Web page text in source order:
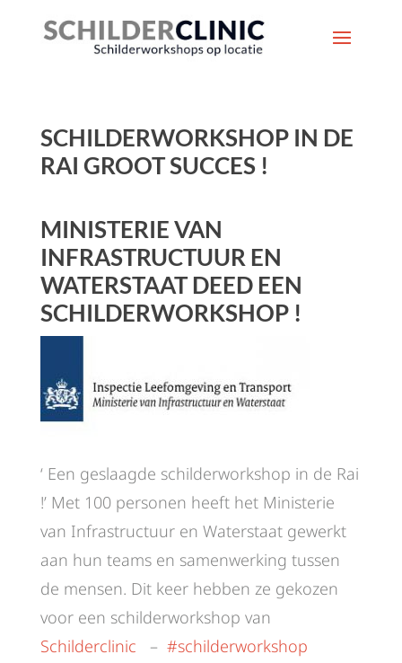
SCHILDERWORKSHOP IN DE
RAI GROOT SUCCES !
MINISTERIE VAN
INFRASTRUCTUUR EN
WATERSTAAT DEED EEN
SCHILDERWORKSHOP !
‘ Een geslaagde schilderworkshop in de Rai
!’ Met 100 personen heeft het Ministerie
van Infrastructuur en Waterstaat gewerkt
aan hun teams en samenwerking tussen
de mensen. Dit keer hebben ze gekozen
voor een schilderworkshop van
Schilderclinic – #schilderworkshop